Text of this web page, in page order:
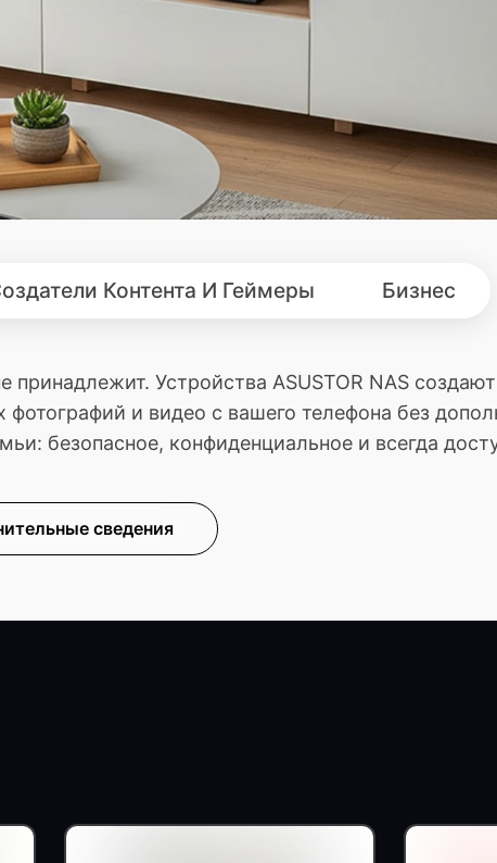
Контента И Геймеры Бизнес
Устройства ASUSTOR NAS
и видео с вашего телефона без
безопасное, конфиденциальное и всегда
сведения